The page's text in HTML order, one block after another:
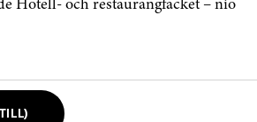
Hotell- och restaurangfacket – nio